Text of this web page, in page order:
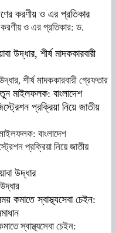
করণীয় ও এর প্রতিকার: ড.
শীর্ষ মাদককারবারী গ্রেফতার
বাংলাদেশ
প্রক্রিয়া নিয়ে জাতীয়
স্বাস্থ্যসেবা চেইন: